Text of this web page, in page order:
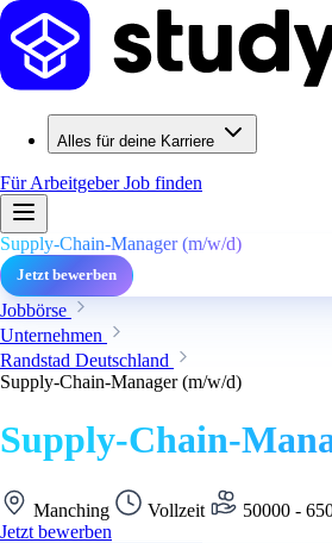
Alles für deine Karriere
Für ArbeitgeberJob finden
Supply-Chain-Manager (m/w/d)
Jetzt bewerben
Jobbörse
Unternehmen
Randstad Deutschland
Supply-Chain-Manager (m/w/d)
Supply-Chain-
Manching Vollzeit 50000 -
Jetzt bewerben